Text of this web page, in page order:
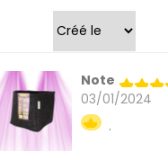
Note
03/01/2024
.